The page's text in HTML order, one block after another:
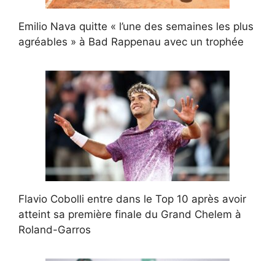
Emilio Nava quitte « l’une des semaines les plus
agréables » à Bad Rappenau avec un trophée
Flavio Cobolli entre dans le Top 10 après avoir
atteint sa première finale du Grand Chelem à
Roland-Garros